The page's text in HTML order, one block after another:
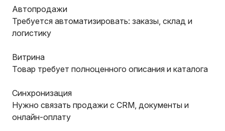
Автопродажи
Требуется автоматизировать: заказы, склад и
логистику
Витрина
Товар требует полноценного описания и каталога
Синхронизация
Нужно связать продажи с CRM, документы и
онлайн-оплату